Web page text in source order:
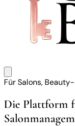
Für Salons,
Die Plattform